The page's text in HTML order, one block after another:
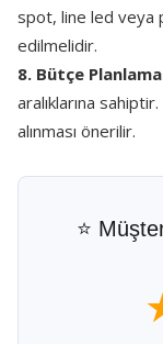
spot, line led veya
edilmelidir.
8. Bütçe
aralıklarına
alınması önerilir.
⭐